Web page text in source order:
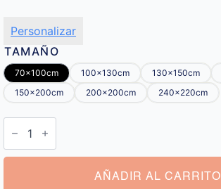
Personalizar
TAMAÑO
70x100cm 100x130cm 130x150cm
150x200cm
200x200cm 240x220cm
Manta
Carta
Personalizada
cantidad
AÑADIR AL CARRITO